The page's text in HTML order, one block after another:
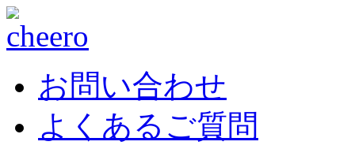
お問い合わせ
よくあるご質問